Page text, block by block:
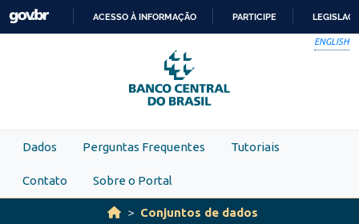
Skip to main content
PARA
O
CONTEÚDO
ACESSO À INFORMAÇÃO PARTICIPE
ENGLISH
Dados Perguntas Frequentes Tutoriais
Contato Sobre o Portal
Conjuntos de dados